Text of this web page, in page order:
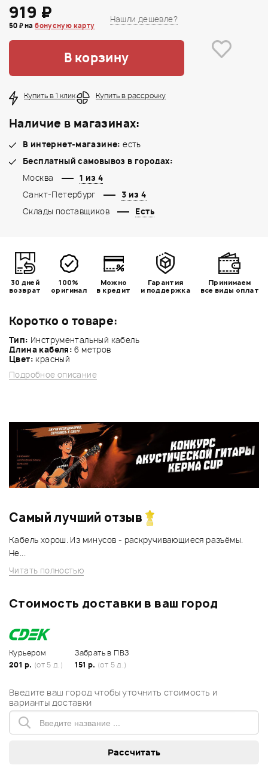
Коротко о товаре:
Тип: Инструментальный кабель
Длина кабеля:6 метров
Цвет: красный
Подробное описание
919 ₽
50 ₽ набонусную карту
Нашли дешевле?
В корзину
Купить в 1 клик Купить в рассрочку
Наличие в магазинах:
В интернет-магазине: есть
Бесплатный самовывоз в городах:
Москва
1 из 4
Санкт-Петербург
3 из 4
Склады поставщиков
Есть
30 дней
возврат
100%
оригинал
Можно
в кредит
Гарантия
и поддержка
Принимаем
все виды оплат
Самый лучший отзыв
Кабель хорош. Из минусов - раскручивающиеся разъёмы.
Не...
Читать полностью
Стоимость доставки в ваш город
Курьером
201 р. (от 5 д.)
Забрать в ПВЗ
151 р. (от 5 д.)
Введите ваш город чтобы уточнить стоимость и
варианты доставки